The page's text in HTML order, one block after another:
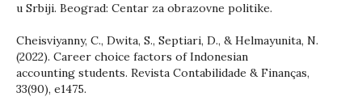
u Srbiji. Beograd: Centar za obrazovne politike.
Cheisviyanny, C., Dwita, S., Septiari, D., & Helmayunita, N.
(2022). Career choice factors of Indonesian
accounting students. Revista Contabilidade & Finanças,
33(90), e1475.